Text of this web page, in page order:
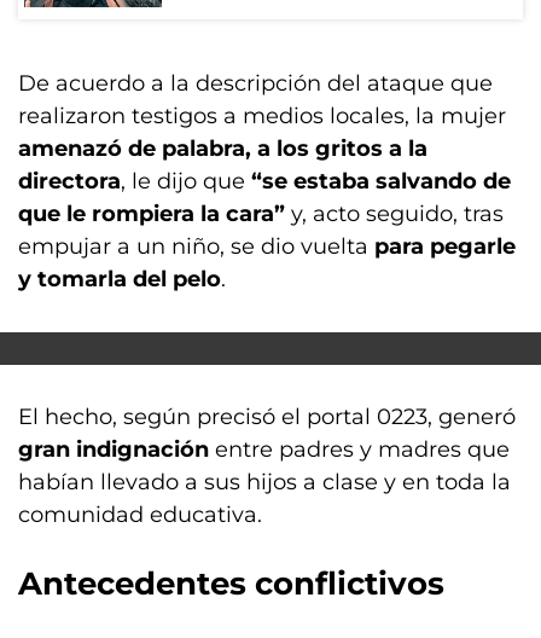
De acuerdo a la descripción del ataque que
realizaron testigos a medios locales, la mujer
amenazó de palabra, a los gritos a la
directora, le dijo que “se estaba salvando de
que le rompiera la cara” y, acto seguido, tras
empujar a un niño, se dio vuelta para pegarle
y tomarla del pelo.
El hecho, según precisó el portal 0223, generó
gran indignación entre padres y madres que
habían llevado a sus hijos a clase y en toda la
comunidad educativa.
Antecedentes conflictivos